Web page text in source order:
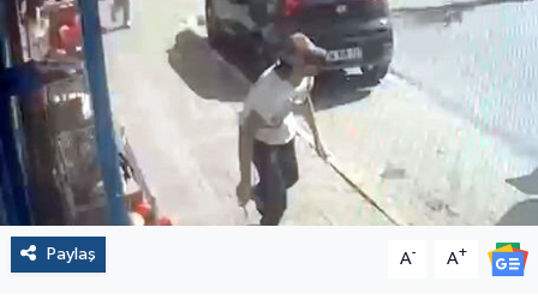
Paylaş A- A+
Politika
Sağlık
Spor
Yaşam
Çalışma Hayatı